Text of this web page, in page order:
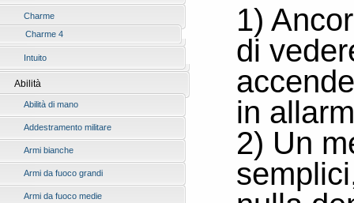
Charme
Charme 4
Intuito
Abilità
Abilità di mano
Addestramento militare
Armi bianche
Armi da fuoco grandi
Armi da fuoco medie
1)
di
in
2) Un